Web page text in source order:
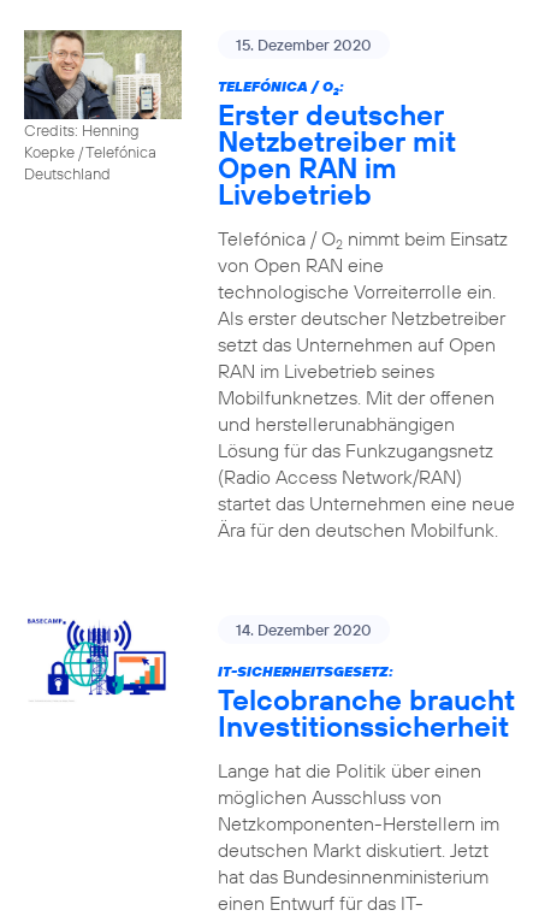
Credits: Henning
Koepke / Telefónica
Deutschland
15. Dezember 2020
TELEFÓNICA / O2:
Erster deutscher
Netzbetreiber mit
Open RAN im
Livebetrieb
Telefónica / O2nimmt beim Einsatz
von Open RAN eine
technologische Vorreiterrolle ein.
Als erster deutscher Netzbetreiber
setzt das Unternehmen auf Open
RAN im Livebetrieb seines
Mobilfunknetzes. Mit der offenen
und herstellerunabhängigen
Lösung für das Funkzugangsnetz
(Radio Access Network/RAN)
startet das Unternehmen eine neue
Ära für den deutschen Mobilfunk.
14. Dezember 2020
IT-SICHERHEITSGESETZ:
Telcobranche braucht
Investitionssicherheit
Lange hat die Politik über einen
möglichen Ausschluss von
Netzkomponenten-Herstellern im
deutschen Markt diskutiert. Jetzt
hat das Bundesinnenministerium
einen Entwurf für das IT-